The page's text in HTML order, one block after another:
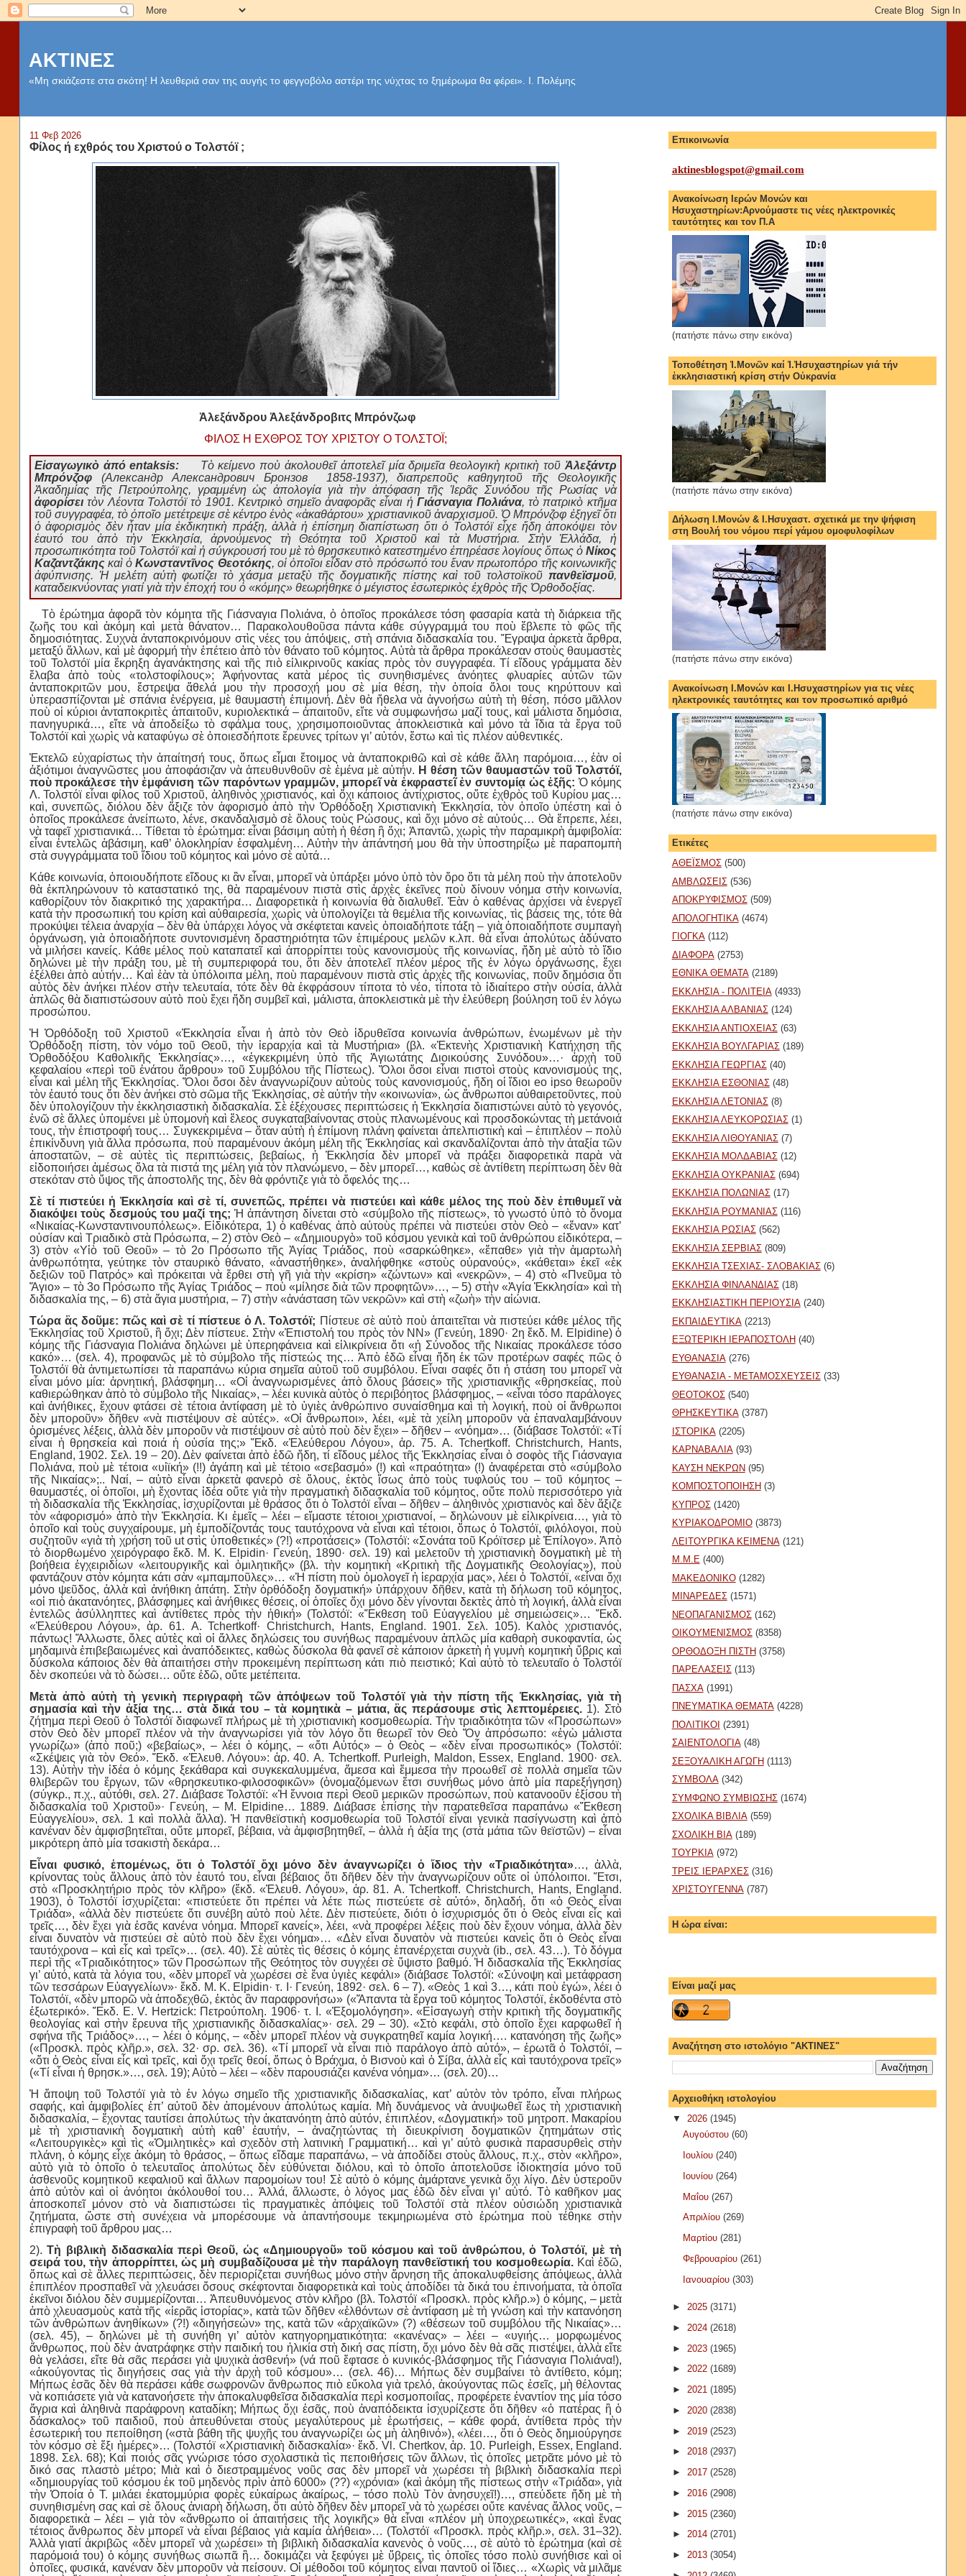
ΑΚΤΙΝΕΣ
«Μη σκιάζεστε στα σκότη! Η λευθεριά σαν της αυγής το φεγγοβόλο αστέρι της νύχτας το ξημέρωμα θα φέρει». Ι. Πολέμης
11 Φεβ 2026
Φίλος ή εχθρός του Χριστού ο Τολστόϊ ;
Ἀλεξάνδρου Ἀλεξάνδροβιτς Μπρόνζωφ
ΦΙΛΟΣ Η ΕΧΘΡΟΣ ΤΟΥ ΧΡΙΣΤΟΥ Ο ΤΟΛΣΤΟΪ;
Εἰσαγωγικὸ ἀπό entaksis: Τὸ κείμενο ποὺ ἀκολουθεῖ ἀποτελεῖ μία δριμεῖα θεολογικὴ κριτικὴ τοῦ Ἀλεξάντρ
Μπρόνζοφ(Александр Александрович Бронзов 1858-1937), διαπρεποῦς καθηγητοῦ τῆς Θεολογικῆς
Ἀκαδημίας τῆς Πετρούπολης, γραμμένη ὡς ἀπολογία γιὰ τὴν ἀπόφαση τῆς Ἱερᾶς Συνόδου τῆς Ρωσίας νὰ
ἀφορίσειτὸν Λέοντα Τολστόϊ τὸ 1901. Κεντρικὸ σημεῖο ἀναφορᾶς εἶναι ἡΓιάσναγια Πολιάνα, τὸ πατρικὸ κτῆμα
τοῦ συγγραφέα, τὸ ὁποῖο μετέτρεψε σὲ κέντρο ἑνὸς «ἀκαθάρτου» χριστιανικοῦ ἀναρχισμοῦ. Ὁ Μπρόνζοφ ἐξηγεῖ ὅτι
ὁ ἀφορισμὸς δὲν ἦταν μία ἐκδικητικὴ πράξη, ἀλλὰ ἡ ἐπίσημη διαπίστωση ὅτι ὁ Τολστόϊ εἶχε ἤδη ἀποκόψει τὸν
ἑαυτό του ἀπὸ τὴν Ἐκκλησία, ἀρνούμενος τὴ Θεότητα τοῦ Χριστοῦ καὶ τὰ Μυστήρια. Στὴν Ἑλλάδα, ἡ
προσωπικότητα τοῦ Τολστόϊ καὶ ἡ σύγκρουσή του μὲ τὸ θρησκευτικὸ κατεστημένο ἐπηρέασε λογίους ὅπως ὁ Νίκος
Καζαντζάκηςκαὶ ὁΚωνσταντῖνος Θεοτόκης, οἱ ὁποῖοι εἶδαν στὸ πρόσωπό του ἕναν πρωτοπόρο τῆς κοινωνικῆς
ἀφύπνισης. Ἡ μελέτη αὐτὴ φωτίζει τὸ χάσμα μεταξὺ τῆς δογματικῆς πίστης καὶ τοῦ τολστοϊκοῦ πανθεϊσμοῦ,
καταδεικνύοντας γιατί γιὰ τὴν ἐποχή του ὁ «κόμης» θεωρήθηκε ὁ μέγιστος ἐσωτερικὸς ἐχθρὸς τῆς Ὀρθοδοξίας.
Τὸ ἐρώτημα ἀφορᾶ τὸν κόμητα τῆς Γιάσναγια Πολιάνα, ὁ ὁποῖος προκάλεσε τόση φασαρία κατὰ τὴ διάρκεια τῆς
ζωῆς του καὶ ἀκόμη καὶ μετὰ θάνατον… Παρακολουθοῦσα πάντα κάθε σύγγραμμά του ποὺ ἔβλεπε τὸ φῶς τῆς
δημοσιότητας. Συχνὰ ἀνταποκρινόμουν στὶς νέες του ἀπόψεις, στὴ σπάνια διδασκαλία του. Ἔγραψα ἀρκετὰ ἄρθρα,
μεταξύ ἄλλων, καὶ μὲ ἀφορμή τὴν ἐπέτειο ἀπὸ τὸν θάνατο τοῦ κόμητος. Αὐτὰ τὰ ἄρθρα προκάλεσαν στοὺς θαυμαστὲς
τοῦ Τολστόϊ μία ἔκρηξη ἀγανάκτησης καὶ τῆς πιὸ εἰλικρινοῦς κακίας πρὸς τὸν συγγραφέα. Τί εἴδους γράμματα δὲν
ἔλαβα ἀπὸ τοὺς «τολστοφίλους»; Ἀφήνοντας κατὰ μέρος τὶς συνηθισμένες ἀνόητες φλυαρίες αὐτῶν τῶν
ἀνταποκριτῶν μου, ἔστρεψα ἄθελά μου τὴν προσοχή μου σὲ μία θέση, τὴν ὁποία ὅλοι τους κηρύττουν καὶ
ὑπερασπίζονται μὲ σπάνια ἐνέργεια, μὲ θαυμαστὴ ἐπιμονή. Δὲν θὰ ἤθελα νὰ ἀγνοήσω αὐτὴ τὴ θέση, πόσο μᾶλλον
ποὺ οἱ κύριοι ἀνταποκριτὲς ἀπαιτοῦν, κυριολεκτικά – ἀπαιτοῦν, εἴτε νὰ συμφωνήσω μαζί τους, καὶ μάλιστα δημόσια,
πανηγυρικά…, εἴτε νὰ ἀποδείξω τὸ σφάλμα τους, χρησιμοποιοῦντας ἀποκλειστικὰ καὶ μόνο τὰ ἴδια τὰ ἔργα τοῦ
Τολστόϊ καὶ χωρὶς νὰ καταφύγω σὲ ὁποιεσδήποτε ἔρευνες τρίτων γι’ αὐτόν, ἔστω καὶ τὶς πλέον αὐθεντικές.
Ἐκτελῶ εὐχαρίστως τὴν ἀπαίτησή τους, ὅπως εἶμαι ἕτοιμος νὰ ἀνταποκριθῶ καὶ σὲ κάθε ἄλλη παρόμοια…, ἐὰν οἱ
ἀξιότιμοι ἀναγνῶστες μου ἀποφάσιζαν νὰ ἀπευθυνθοῦν σὲ ἐμένα μὲ αὐτήν. Η θέση τῶν θαυμαστῶν τοῦ Τολστόϊ,
ποὺ προκάλεσε τὴν ἐμφάνιση τῶν παρόντων γραμμῶν, μπορεῖ νὰ ἐκφραστεῖ ἐν συντομίᾳ ὡς ἑξῆς: Ὁ κόμης
Λ. Τολστόϊ εἶναι φίλος τοῦ Χριστοῦ, ἀληθινὸς χριστιανός, καὶ ὄχι κάποιος ἀντίχριστος, οὔτε ἐχθρὸς τοῦ Κυρίου μας…
καὶ, συνεπῶς, διόλου δὲν ἄξιζε τὸν ἀφορισμὸ ἀπὸ τὴν Ὀρθόδοξη Χριστιανικὴ Ἐκκλησία, τὸν ὁποῖο ὑπέστη καὶ ὁ
ὁποῖος προκάλεσε ἀνείπωτο, λένε, σκανδαλισμὸ σὲ ὅλους τοὺς Ρώσους, καὶ ὄχι μόνο σὲ αὐτούς… Θὰ ἔπρεπε, λέει,
νὰ ταφεῖ χριστιανικά… Τίθεται τὸ ἐρώτημα: εἶναι βάσιμη αὐτὴ ἡ θέση ἢ ὄχι; Ἀπαντῶ, χωρὶς τὴν παραμικρὴ ἀμφιβολία:
εἶναι ἐντελῶς ἀβάσιμη, καθ’ ὁλοκληρίαν ἐσφαλμένη… Αὐτὴν τὴν ἀπάντησή μου θὰ τὴν ὑποστηρίξω μὲ παραπομπὴ
στὰ συγγράμματα τοῦ ἴδιου τοῦ κόμητος καὶ μόνο σὲ αὐτά…
Κάθε κοινωνία, ὁποιουδήποτε εἴδους κι ἂν εἶναι, μπορεῖ νὰ ὑπάρξει μόνο ὑπὸ τὸν ὅρο ὅτι τὰ μέλη ποὺ τὴν ἀποτελοῦν
θὰ ἐκπληρώνουν τὸ καταστατικό της, θὰ παραμένουν πιστὰ στὶς ἀρχὲς ἐκεῖνες ποὺ δίνουν νόημα στὴν κοινωνία,
καθορίζουν τὸν διακριτικό της χαρακτήρα… Διαφορετικὰ ἡ κοινωνία θὰ διαλυθεῖ. Ἐὰν ὁ καθένας ἀρχίσει νὰ ἐνεργεῖ
κατὰ τὴν προσωπική του κρίση καὶ αὐθαιρεσία, χωρὶς νὰ ὑπολογίζει τὰ θεμέλια τῆς κοινωνίας, τὶς βάσεις της, τότε θὰ
προκύψει τέλεια ἀναρχία – δὲν θὰ ὑπάρχει λόγος νὰ σκέφτεται κανεὶς ὁποιαδήποτε τάξη – γιὰ ὁποιαδήποτε συμπαγὴ
ὀργάνωση, γιὰ ὁποιαδήποτε συντονισμένη δραστηριότητα τῶν ἐπιμέρους μελῶν κ.λπ. θὰ εἶναι ἀπολύτως ἀδύνατο
νὰ μιλήσει κανείς. Κάθε μέλος ποὺ καταπατεῖ καὶ ἀπορρίπτει τοὺς κανονισμοὺς τῆς κοινωνίας, ἤδη μὲ αὐτὸ τὸ ἴδιο
δηλώνει μὲ τὴν πράξη του, μὲ τὴ συμπεριφορά του, ὅτι δὲν ἀποτελεῖ πλέον μέρος τῆς ἐν λόγω ὀργάνωσης, ἔχει
ἐξέλθει ἀπὸ αὐτήν… Καὶ ἐὰν τὰ ὑπόλοιπα μέλη, ποὺ παραμένουν πιστὰ στὶς ἀρχὲς τῆς κοινωνίας, ποῦν δημόσια ὅτι
αὐτὸς δὲν ἀνήκει πλέον στὴν τελευταία, τότε δὲν θὰ ἐκφράσουν τίποτα τὸ νέο, τίποτα τὸ ἰδιαίτερο στὴν οὐσία, ἀλλὰ
ἁπλῶς θὰ διαπιστώσουν αὐτὸ ποὺ ἔχει ἤδη συμβεῖ καὶ, μάλιστα, ἀποκλειστικὰ μὲ τὴν ἐλεύθερη βούληση τοῦ ἐν λόγω
προσώπου.
Ἡ Ὀρθόδοξη τοῦ Χριστοῦ «Ἐκκλησία εἶναι ἡ ἀπὸ τὸν Θεὸ ἱδρυθεῖσα κοινωνία ἀνθρώπων, ἑνωμένων μὲ τὴν
Ὀρθόδοξη πίστη, τὸν νόμο τοῦ Θεοῦ, τὴν ἱεραρχία καὶ τὰ Μυστήρια» (βλ. «Ἐκτενὴς Χριστιανικὴ Κατήχηση τῆς
Ὀρθοδόξου Καθολικῆς Ἐκκλησίας»…, «ἐγκεκριμένη ὑπὸ τῆς Ἁγιωτάτης Διοικούσης Συνόδου»…· ἀρχὴ τοῦ
κεφαλαίου «περὶ τοῦ ἐνάτου ἄρθρου» τοῦ Συμβόλου τῆς Πίστεως). Ὅλοι ὅσοι εἶναι πιστοὶ στοὺς κανονισμούς της,
εἶναι καὶ μέλη τῆς Ἐκκλησίας. Ὅλοι ὅσοι δὲν ἀναγνωρίζουν αὐτοὺς τοὺς κανονισμούς, ἤδη οἱ ἴδιοι eo ipso θεωροῦν
τὸν ἑαυτό τους ὅτι δὲν ἀνήκει στὸ σῶμα τῆς Ἐκκλησίας, σὲ αὐτήν τὴν «κοινωνία», ὡς ἄνθρωποι αὐθαιρετοῦντες, ποὺ
δὲν ὑπολογίζουν τὴν ἐκκλησιαστικὴ διδασκαλία. Σὲ ἐξέχουσες περιπτώσεις ἡ Ἐκκλησία διαπιστώνει αὐτὸ τὸ γεγονός,
ἐνῶ σὲ ἄλλες ὑπομένει μὲ ὑπομονὴ καὶ ἔλεος συγκαταβαίνοντας στοὺς πλανωμένους καὶ προσδοκώντας τὴ μετάνοιά
τους, τὴν ἐπιστροφή τους… Συγκεκριμένα – ὅταν αὐτὴ ἡ ἐπίμονη πλάνη φαίνεται ἀπελπιστικὴ καὶ – ἐπιπλέον – πολὺ
ἐπικίνδυνη γιὰ ἄλλα πρόσωπα, ποὺ παραμένουν ἀκόμη μέλη τῆς Ἐκκλησίας καὶ σκανδαλίζονται ἀπὸ τὴν ἀταξία τῶν
ἀποστατῶν, – σὲ αὐτὲς τὶς περιπτώσεις, βεβαίως, ἡ Ἐκκλησία δὲν μπορεῖ νὰ πράξει διαφορετικὰ παρὰ νὰ
εἰδοποιήσει ἀμέσως ὅλα τὰ πιστά της μέλη γιὰ τὸν πλανώμενο, – δὲν μπορεῖ…, καθὼς σὲ ἀντίθετη περίπτωση δὲν θὰ
στεκόταν στὸ ὕψος τῆς ἀποστολῆς της, δὲν θὰ φρόντιζε γιὰ τὸ ὄφελός της…
Σὲ τί πιστεύει ἡ Ἐκκλησία καὶ σὲ τί, συνεπῶς, πρέπει νὰ πιστεύει καὶ κάθε μέλος της ποὺ δὲν ἐπιθυμεῖ νὰ
διακόψει τοὺς δεσμούς του μαζί της; Ἡ ἀπάντηση δίνεται στὸ «σύμβολο τῆς πίστεως», τὸ γνωστό ὑπὸ τὸ ὄνομα
«Νικαίας-Κωνσταντινουπόλεως». Εἰδικότερα, 1) ὁ καθένας ἀπὸ αὐτοὺς πρέπει νὰ πιστεύει στὸν Θεὸ – «ἕναν» κατ’
οὐσίαν καὶ Τριαδικὸ στὰ Πρόσωπα, – 2) στὸν Θεὸ – «Δημιουργὸ» τοῦ κόσμου γενικὰ καὶ τοῦ ἀνθρώπου εἰδικότερα, –
3) στὸν «Υἱὸ τοῦ Θεοῦ» – τὸ 2ο Πρόσωπο τῆς Ἁγίας Τριάδος, ποὺ «σαρκώθηκε», «ἔπαθε» γιὰ τὴν ἁμαρτωλὴ
ἀνθρωπότητα, γεύτηκε τὸν σταυρικὸ θάνατο, «ἀναστήθηκε», ἀναλήφθηκε «στοὺς οὐρανούς», «κάθεται» ἐκεῖ «ἐκ
δεξιῶν τοῦ Πατρός» καὶ πρόκειται νὰ ἔρθει στὴ γῆ γιὰ τὴν «κρίση» «ζώντων» καὶ «νεκρῶν», – 4) στὸ «Πνεῦμα τὸ
Ἅγιο» – τὸ 3ο Πρόσωπο τῆς Ἁγίας Τριάδος – ποὺ «μίλησε διὰ τῶν προφητῶν»…, – 5) στὴν «Ἁγία Ἐκκλησία» καὶ τὴ
διδασκαλία της, – 6) στὰ ἅγια μυστήρια, – 7) στὴν «ἀνάσταση τῶν νεκρῶν» καὶ στὴ «ζωὴ» τὴν αἰώνια.
Τώρα ἂς δοῦμε: πῶς καὶ σὲ τί πίστευε ὁ Λ. Τολστόϊ; Πίστευε σὲ αὐτὸ ποὺ ἀπαιτεῖται νὰ πιστεύει κάθε μέλος τῆς
Ἐκκλησίας τοῦ Χριστοῦ, ἢ ὄχι; Δὲν πίστευε. Στὴν «Ἐπιστολή του πρὸς τὸν ΝΝ» (Γενεύη, 1890· 2η ἔκδ. M. Elpidine) ὁ
κόμης τῆς Γιάσναγια Πολιάνα δηλώνει μὲ ὑπερηφάνεια καὶ εἰλικρίνεια ὅτι «ἡ Σύνοδος τῆς Νικαίας προκάλεσε τόσο
κακό»… (σελ. 4), προφανῶς μὲ τὸ σύμβολο τῆς πίστεώς της… Ἀπὸ ἐδῶ εἶναι ἤδη ἐκ τῶν προτέρων σαφές πῶς ὁ
Τολστόϊ θὰ ἀντιμετωπίσει τὰ παραπάνω κύρια σημεῖα αὐτοῦ τοῦ συμβόλου. Εἶναι σαφές ὅτι ἡ στάση του μπορεῖ νὰ
εἶναι μόνο μία: ἀρνητική, βλάσφημη… «Οἱ ἀναγνωρισμένες ἀπὸ ὅλους βάσεις» τῆς χριστιανικῆς «θρησκείας, ποὺ
καθιερώθηκαν ἀπὸ τὸ σύμβολο τῆς Νικαίας», – λέει κυνικὰ αὐτὸς ὁ περιβόητος βλάσφημος, – «εἶναι τόσο παράλογες
καὶ ἀνήθικες, ἔχουν φτάσει σὲ τέτοια ἀντίφαση μὲ τὸ ὑγιὲς ἀνθρώπινο συναίσθημα καὶ τὴ λογική, ποὺ οἱ ἄνθρωποι
δὲν μποροῦν» δῆθεν «νὰ πιστέψουν σὲ αὐτές». «Οἱ ἄνθρωποι», λέει, «μὲ τὰ χείλη μποροῦν νὰ ἐπαναλαμβάνουν
ὁρισμένες λέξεις, ἀλλὰ δὲν μποροῦν νὰ πιστέψουν σὲ αὐτὸ ποὺ δὲν ἔχει» – δῆθεν – «νόημα»… (διάβασε Τολστόϊ: «Τί
εἶναι ἡ θρησκεία καὶ ποιά ἡ οὐσία της;» Ἔκδ. «Ἐλεύθερου Λόγου», ἀρ. 75. A. Tchertkoff. Christchurch, Hants,
England, 1902. Σελ. 19 – 20). Δὲν φαίνεται ἀπὸ ἐδῶ ἤδη, τί εἴδους μέλος τῆς Ἐκκλησίας εἶναι ὁ σοφὸς τῆς Γιάσναγια
Πολιάνα, ποὺ μὲ τέτοια «υἱϊκή» (!!) ἀγάπη καὶ μὲ τέτοιο «σεβασμό» (!) καὶ «πραότητα» (!) ἀναφέρεται στὸ «σύμβολο
τῆς Νικαίας»;.. Ναί, – αὐτὸ εἶναι ἀρκετὰ φανερὸ σὲ ὅλους, ἐκτὸς ἴσως ἀπὸ τοὺς τυφλούς του – τοῦ κόμητος –
θαυμαστές, οἱ ὁποῖοι, μὴ ἔχοντας ἰδέα οὔτε γιὰ τὴν πραγματικὴ διδασκαλία τοῦ κόμητος, οὔτε πολὺ περισσότερο γιὰ
τὴ διδασκαλία τῆς Ἐκκλησίας, ἰσχυρίζονται μὲ θράσος ὅτι ὁ Τολστόϊ εἶναι – δῆθεν – ἀληθινὸς χριστιανὸς καὶ δὲν ἄξιζε
τὸν «ἀφορισμό» ἀπὸ τὴν Ἐκκλησία. Κι ἐμεῖς – λέει – εἴμαστε τέτοιοι χριστιανοί, – δηλώνουν μὲ εἰλικρίνεια…, γιὰ τὸ
ὁποῖο καὶ τοὺς συγχαίρουμε, μὴ ἐμποδίζοντάς τους ταυτόχρονα νὰ εἶναι καὶ τέτοιοι, ὅπως ὁ Τολστόϊ, φιλόλογοι, ποὺ
συζητοῦν «γιὰ τὴ χρήση τοῦ ut στὶς ὑποθετικές» (?!) «προτάσεις» (Τολστόϊ: «Σονάτα τοῦ Κρόϊτσερ μὲ Ἐπίλογο». Ἀπὸ
τὸ διορθωμένο χειρόγραφο ἔκδ. M. K. Elpidin· Γενεύη, 1890· σελ. 19) καὶ μελετοῦν τὴ χριστιανικὴ δογματικὴ μὲ τὴ
βοήθεια ἐγχειριδίων «λειτουργικῆς καὶ ὁμιλητικῆς» (βλ. τὴν κομητικὴ «Κριτικὴ τῆς Δογματικῆς Θεολογίας»), ποὺ
φαντάζουν στὸν κόμητα κάτι σὰν «μπαμποῦλες»… «Ἡ πίστη ποὺ ὁμολογεῖ ἡ ἱεραρχία μας», λέει ὁ Τολστόϊ, «εἶναι ὄχι
μόνο ψεῦδος, ἀλλὰ καὶ ἀνήθικη ἀπάτη. Στὴν ὀρθόδοξη δογματική» ὑπάρχουν δῆθεν, κατὰ τὴ δήλωση τοῦ κόμητος,
«οἱ πιὸ ἀκατανόητες, βλάσφημες καὶ ἀνήθικες θέσεις, οἱ ὁποῖες ὄχι μόνο δὲν γίνονται δεκτὲς ἀπὸ τὴ λογική, ἀλλὰ εἶναι
ἐντελῶς ἀσύλληπτες καὶ ἀντίθετες πρὸς τὴν ἠθική» (Τολστόϊ: «Ἔκθεση τοῦ Εὐαγγελίου μὲ σημειώσεις»… Ἔκδ.
«Ἐλεύθερου Λόγου», ἀρ. 61. A. Tchertkoff· Christchurch, Hants, England. 1901. Σελ. 105). Καλὸς χριστιανός,
πάντως! Ἄλλωστε, ὅλες αὐτὲς καὶ οἱ ἄλλες δηλώσεις του συνήθως παραμένουν ἁπλῶς μία καθαρὴ συκοφαντία, ὡς
μηδαμινὰ ἐπιβεβαιωμένες καὶ ἀναπόδεικτες, καθὼς δύσκολα θὰ φανεῖ σὲ κάποιον ἀρκετὴ ἡ γυμνὴ κομητικὴ ὕβρις καὶ
δύσκολα κάποιος δὲν θὰ ἀπαιτήσει στὴν προκειμένη περίπτωση κάτι πιὸ πειστικό; Καὶ αὐτὸ τὸ τελευταῖο ὁ Τολστόϊ
δὲν σκοπεύει νὰ τὸ δώσει… οὔτε ἐδῶ, οὔτε μετέπειτα.
Μετὰ ἀπὸ αὐτὴ τὴ γενικὴ περιγραφὴ τῶν ἀπόψεων τοῦ Τολστόϊ γιὰ τὴν πίστη τῆς Ἐκκλησίας, γιὰ τὴ
σημασία καὶ τὴν ἀξία της… στὰ δικά του – τὰ κομητικὰ – μάτια, ἂς περάσουμε στὶς λεπτομέρειες.1). Στὸ
ζήτημα περὶ Θεοῦ ὁ Τολστόϊ διαφωνεῖ πλήρως μὲ τὴ χριστιανικὴ κοσμοθεωρία. Τὴν τριαδικότητα τῶν «Προσώπων»
στὸν Θεὸ δὲν μπορεῖ πλέον νὰ τὴν ἀναγνωρίσει γιὰ τὸν λόγο ὅτι θεωρεῖ τὸν Θεὸ Ὄν ἀπρόσωπο: «ἐγὼ μάλιστα
γνωρίζω» (ἀπὸ ποῦ;) «βεβαίως», – λέει ὁ κόμης, – «ὅτι Αὐτός» – ὁ Θεὸς – «δὲν εἶναι προσωπικός» (Τολστόϊ:
«Σκέψεις γιὰ τὸν Θεό». Ἔκδ. «Ἐλευθ. Λόγου»: ἀρ. 40. A. Tchertkoff. Purleigh, Maldon, Essex, England. 1900· σελ.
13). Αὐτὴν τὴν ἰδέα ὁ κόμης ξεκάθαρα καὶ συγκεκαλυμμένα, ἄμεσα καὶ ἔμμεσα τὴν προωθεῖ σὲ πολλὰ σημεῖα τῶν
θλιβερῶν του ἔργων, τῶν «θρησκευτικο-φιλοσοφικῶν» (ὀνομαζόμενων ἔτσι συνήθως μόνο ἀπὸ μία παρεξήγηση)
(σύγκρ., π.χ., αὐτόθι, σελ. 27. Διάβασε Τολστόϊ: «Ἡ ἔννοια περὶ Θεοῦ μερικῶν προσώπων, ποὺ κατανοοῦν ἐξίσου τὴ
διδασκαλία τοῦ Χριστοῦ»· Γενεύη, – M. Elpidine… 1889. Διάβασε ἐπίσης τὴν παρατεθεῖσα παραπάνω «Ἔκθεση
Εὐαγγελίου», σελ. 1 καὶ πολλὰ ἄλλα). Ἡ πανθεϊστικὴ κοσμοθεωρία τοῦ Τολστόϊ εἶναι γενικὰ πασίγνωστη καὶ ἀπὸ
κανέναν δὲν ἀμφισβητεῖται, οὔτε μπορεῖ, βέβαια, νὰ ἀμφισβητηθεῖ, – ἀλλὰ ἡ ἀξία της (στὰ μάτια τῶν θεϊστῶν) – εἶναι
μικρότερη ἀπὸ μία τσακιστὴ δεκάρα…
Εἶναι φυσικό, ἑπομένως, ὅτι ὁ Τολστόϊ ὄχι μόνο δὲν ἀναγνωρίζει ὁ ἴδιος τὴν «Τριαδικότητα»…, ἀλλὰ,
κρίνοντας τοὺς ἄλλους ἀπὸ τὸν ἑαυτό του, εἶναι βέβαιος ὅτι δῆθεν δὲν τὴν ἀναγνωρίζουν οὔτε οἱ ὑπόλοιποι. Ἔτσι,
στὸ «Προσκλητήριο πρὸς τὸν κλῆρο» (ἔκδ. «Ἐλευθ. Λόγου», ἀρ. 81. A. Tchertkoff. Christchurch, Hants, England.
1903), ὁ Τολστόϊ ἰσχυρίζεται: «πιστεύετε ὅτι πρέπει νὰ λέτε πὼς πιστεύετε σὲ αὐτό», δηλαδή, ὅτι «ὁ Θεὸς εἶναι
Τριάδα», «ἀλλὰ δὲν πιστεύετε ὅτι συνέβη αὐτὸ ποὺ λέτε. Δὲν πιστεύετε, διότι ὁ ἰσχυρισμός ὅτι ὁ Θεὸς εἶναι εἷς καὶ
τρεῖς…, δὲν ἔχει γιὰ ἐσᾶς κανένα νόημα. Μπορεῖ κανείς», λέει, «νὰ προφέρει λέξεις ποὺ δὲν ἔχουν νόημα, ἀλλὰ δὲν
εἶναι δυνατὸν νὰ πιστεύει σὲ αὐτὸ ποὺ δὲν ἔχει νόημα»… «Δὲν εἶναι δυνατὸν νὰ πιστεύει κανεὶς ὅτι ὁ Θεὸς εἶναι
ταυτόχρονα – καὶ εἷς καὶ τρεῖς»… (σελ. 40). Σὲ αὐτὲς τὶς θέσεις ὁ κόμης ἐπανέρχεται συχνὰ (ib., σελ. 43…). Τὸ δόγμα
περὶ τῆς «Τριαδικότητος» τῶν Προσώπων τῆς Θεότητος τὸν συγχέει σὲ ὕψιστο βαθμό. Ἡ διδασκαλία τῆς Ἐκκλησίας
γι’ αὐτό, κατὰ τὰ λόγια του, «δὲν μπορεῖ νὰ χωρέσει σὲ ἕνα ὑγιὲς κεφάλι» (διάβασε Τολστόϊ: «Σύνοψη καὶ μετάφραση
τῶν τεσσάρων Εὐαγγελίων»· ἔκδ. M. K. Elpidin· τ. I· Γενεύη, 1892· σελ. 6 – 7). «Θεὸς 1 καὶ 3…, κάτι ποὺ ἐγώ», λέει ὁ
Τολστόϊ, «δὲν μπορῶ νὰ ἀποδεχθῶ, ἐκτὸς ἂν παραφρονήσω» («Ἅπαντα τὰ ἔργα τοῦ κόμητος Τολστόϊ, ἐκδοθέντα στὸ
ἐξωτερικό». Ἔκδ. E. V. Hertzick: Πετρούπολη. 1906· τ. I. «Ἐξομολόγηση». «Εἰσαγωγὴ στὴν κριτικὴ τῆς δογματικῆς
θεολογίας καὶ στὴν ἔρευνα τῆς χριστιανικῆς διδασκαλίας»· σελ. 29 – 30). «Στὸ κεφάλι, στὸ ὁποῖο ἔχει καρφωθεῖ ἡ
σφήνα τῆς Τριάδος»…, – λέει ὁ κόμης, – «δὲν μπορεῖ πλέον νὰ συγκρατηθεῖ καμία λογική…. κατανόηση τῆς ζωῆς»
(«Προσκλ. πρὸς κλῆρ.», σελ. 32· σρ. σελ. 36). «Τί μπορεῖ νὰ εἶναι πιὸ παράλογο ἀπὸ αὐτό», – ἐρωτᾶ ὁ Τολστόϊ, –
«ὅτι ὁ Θεὸς εἶναι εἷς καὶ τρεῖς, καὶ ὄχι τρεῖς θεοί, ὅπως ὁ Βράχμα, ὁ Βισνοὺ καὶ ὁ Σίβα, ἀλλὰ εἷς καὶ ταυτόχρονα τρεῖς»
(«Τί εἶναι ἡ θρησκ.»…, σελ. 19); Αὐτὸ – λέει – «δὲν παρουσιάζει κανένα νόημα»… (σελ. 20)…
Ἡ ἄποψη τοῦ Τολστόϊ γιὰ τὸ ἐν λόγω σημεῖο τῆς χριστιανικῆς διδασκαλίας, κατ’ αὐτὸν τὸν τρόπο, εἶναι πλήρως
σαφής, καὶ ἀμφιβολίες ἐπ’ αὐτοῦ δὲν ἀπομένουν ἀπολύτως καμία. Μὴ δυνάμενος νὰ ἀνυψωθεῖ ἕως τὴ χριστιανικὴ
διδασκαλία, – ἔχοντας ταυτίσει ἀπολύτως τὴν ἀκατανόητη ἀπὸ αὐτόν, ἐπιπλέον, «Δογματική» τοῦ μητροπ. Μακαρίου
μὲ τὴ χριστιανικὴ δογματικὴ αὐτὴ καθ’ ἑαυτήν, – ἀναζητώντας τὴ διευκρίνιση δογματικῶν ζητημάτων στὶς
«Λειτουργικὲς» καὶ τὶς «Ὁμιλητικὲς» καὶ σχεδὸν στὴ λατινικὴ Γραμματική… καὶ γι’ αὐτὸ φυσικὰ παρασυρθεὶς στὴν
πλάνη, ὁ κόμης εἶχε ἀκόμη τὸ θράσος, – ὅπως εἴδαμε παραπάνω, – νὰ ἀποδίδει στοὺς ἄλλους, π.χ., στὸν «κλῆρο»,
αὐτὸ γιὰ τὸ ὁποῖο ὁ τελευταῖος ἀπολύτως δὲν εὐθύνεται διόλου, καὶ τὸ ὁποῖο ἀποτελοῦσε ἰδιοκτησία μόνο τοῦ
ἀσθενοῦς κομητικοῦ κεφαλιοῦ καὶ ἄλλων παρομοίων του! Σὲ αὐτὸ ὁ κόμης ἁμάρτανε γενικὰ ὄχι λίγο. Δὲν ὑστεροῦν
ἀπὸ αὐτὸν καὶ οἱ ἀνόητοι ἀκόλουθοί του… Ἀλλά, ἄλλωστε, ὁ λόγος μας ἐδῶ δὲν εἶναι γι’ αὐτό. Τὸ καθῆκον μας
ἀποσκοπεῖ μόνον στὸ νὰ διαπιστώσει τὶς πραγματικὲς ἀπόψεις τοῦ Τολστόϊ στὰ πλέον οὐσιώδη χριστιανικὰ
ζητήματα, ὥστε στὴ συνέχεια νὰ μπορέσουμε νὰ ἀπαντήσουμε τεκμηριωμένα στὸ ἐρώτημα ποὺ τέθηκε στὴν
ἐπιγραφὴ τοῦ ἄρθρου μας…
2).Τὴ βιβλικὴ διδασκαλία περὶ Θεοῦ, ὡς «Δημιουργοῦ» τοῦ κόσμου καὶ τοῦ ἀνθρώπου, ὁ Τολστόϊ, μὲ τὴ
σειρά του, τὴν ἀπορρίπτει, ὡς μὴ συμβαδίζουσα μὲ τὴν παράλογη πανθεϊστική του κοσμοθεωρία.Καὶ ἐδῶ,
ὅπως καὶ σὲ ἄλλες περιπτώσεις, δὲν περιορίζεται συνήθως μόνο στὴν ἄρνηση τῆς ἀποκαλυφθείσης ἀπόψεως, ἀλλὰ
ἐπιπλέον προσπαθεῖ νὰ χλευάσει ὅσους σκέφτονται διαφορετικὰ καὶ τοὺς ἀποδίδει τὰ δικά του ἐπινοήματα, τὰ ὁποῖα
ἐκεῖνοι διόλου δὲν συμμερίζονται… Ἀπευθυνόμενος στὸν κλῆρο (βλ. Τολστόϊ «Προσκλ. πρὸς κλῆρ.») ὁ κόμης, – μετὰ
ἀπὸ χλευασμοὺς κατὰ τῆς «ἱερᾶς ἱστορίας», κατὰ τῶν δῆθεν «ἐλθόντων σὲ ἀντίφαση μὲ τὴ γνώση καὶ τὴν κατανόηση
τῶν ἀνθρώπων ἀνηθίκων» (?!) «διηγήσεών» της, κατὰ τῶν «ἀρχαϊκῶν» (?) «θέσεων τοῦ συμβόλου τῆς Νικαίας»…
(σελ. 45), – δηλώνει μὲ τὴ συνήθη γι’ αὐτὸν κατηγορηματικότητα: «κανένας» – λέει – «υγιής… μορφωμένος
ἄνθρωπος, ποὺ δὲν ἀνατράφηκε στὴν παιδική του ἡλικία στὴ δική σας πίστη, ὄχι μόνο δὲν θὰ σᾶς πιστέψει, ἀλλὰ εἴτε
θὰ γελάσει, εἴτε θὰ σᾶς περάσει γιὰ ψυχικὰ ἀσθενή» (νά ποῦ ἔφτασε ὁ κυνικός-βλάσφημος τῆς Γιάσναγια Πολιάνα!),
«ἀκούγοντας τὶς διηγήσεις σας γιὰ τὴν ἀρχὴ τοῦ κόσμου»… (σελ. 46)… Μήπως δὲν συμβαίνει τὸ ἀντίθετο, κόμη;
Μήπως ἐσᾶς δὲν θὰ περάσει κάθε σωφρονῶν ἄνθρωπος πιὸ εὔκολα γιὰ τρελό, ἀκούγοντας πῶς ἐσεῖς, μὴ θέλοντας
νὰ κοπιάσετε γιὰ νὰ κατανοήσετε τὴν ἀποκαλυφθεῖσα διδασκαλία περὶ κοσμοποιΐας, προφέρετε ἐναντίον της μία τόσο
ἄγρια καὶ ἀληθινὰ παράφρονη καταδίκη; Μήπως ὄχι ἐσᾶς, ποὺ ἀναπόδεικτα ἰσχυρίζεστε ὅτι δῆθεν «ὁ πατέρας ἢ ὁ
δάσκαλος» τοῦ παιδιοῦ, ποὺ ἀπευθύνεται στοὺς μεγαλύτερους μὲ ἐρωτήσεις, – κάθε φορά, ἀντίθετα πρὸς τὴν
ἐσωτερική του πεποίθηση («στὰ βάθη τῆς ψυχῆς του ἀναγνωρίζει ὡς μὴ ἀληθινό»), «λέει…, ὅτι ὁ Θεὸς δημιούργησε
τὸν κόσμο σὲ ἕξι ἡμέρες»… (Τολστόϊ «Χριστιανικὴ διδασκαλία»· ἔκδ. Vl. Chertkov, ἀρ. 10. Purleigh, Essex, England.
1898. Σελ. 68); Καὶ ποιός σᾶς γνώρισε τόσο σχολαστικὰ τὶς πεποιθήσεις τῶν ἄλλων, τὶς ὁποῖες μετρᾶτε μόνο μὲ τὸ
δικό σας πλαστὸ μέτρο; Μιὰ καὶ ὁ διεστραμμένος νοῦς σας δὲν μπορεῖ νὰ χωρέσει τὴ βιβλικὴ διδασκαλία περὶ
«δημιουργίας τοῦ κόσμου ἐκ τοῦ μηδενὸς πρὶν ἀπὸ 6000» (??) «χρόνια» (καὶ ἀκόμη τῆς πίστεως στὴν «Τριάδα», γιὰ
τὴν Ὁποία ὁ Τ. μιλάει ἑκατομμύρια φορὲς εὐκαίρως ἀκαίρως, – τόσο πολὺ Τὸν ἀνησυχεῖ!)…, σπεύδετε ἤδη μὲ τὴ
συνηθισμένη σας καὶ σὲ ὅλους ἀνιαρὴ δήλωση, ὅτι αὐτὸ δῆθεν δὲν μπορεῖ νὰ τὸ χωρέσει οὔτε κανένας ἄλλος νοῦς, –
διαφορετικὰ – λέει – γιὰ τὸν «ἄνθρωπο οἱ ἀπαιτήσεις τῆς λογικῆς» θὰ εἶναι «πλέον μὴ ὑποχρεωτικές», «καὶ ἕνας
τέτοιος ἄνθρωπος δὲν μπορεῖ νὰ εἶναι βέβαιος γιὰ καμία ἀλήθεια»… (Τολστόϊ «Προσκλ. πρὸς κλῆρ.», σελ. 31–32).
Ἀλλὰ γιατί ἀκριβῶς «δὲν μπορεῖ νὰ χωρέσει» τὴ βιβλικὴ διδασκαλία κανενὸς ὁ νοῦς…, σὲ αὐτὸ τὸ ἐρώτημα (καὶ σὲ
παρόμοιά του) ὁ κόμης συνήθως σιωπᾶ ἢ… δοκιμάζει νὰ ξεφύγει μὲ ὕβρεις, τὶς ὁποῖες τόσο πολὺ συνήθισε καὶ οἱ
ὁποῖες, φυσικά, κανέναν δὲν μποροῦν νὰ πείσουν. Οἱ μέθοδοι τοῦ κόμητος εἶναι παντοῦ οἱ ἴδιες… «Χωρὶς νὰ μιλᾶμε
Επικοινωνία
aktinesblogspot@gmail.com
Ανακοίνωση Ιερών Μονών και
Ησυχαστηρίων:Αρνούμαστε τις νέες ηλεκτρονικές
ταυτότητες και τον Π.Α
(πατήστε πάνω στην εικόνα)
Τοποθέτηση Ἱ.Μονῶν καί Ἱ.Ἡσυχαστηρίων γιά τήν
ἐκκλησιαστική κρίση στήν Οὐκρανία
(πατήστε πάνω στην εικόνα)
Δήλωση Ι.Μονών & Ι.Ησυχαστ. σχετικά με την ψήφιση
στη Βουλή του νόμου περί γάμου ομοφυλοφίλων
(πατήστε πάνω στην εικόνα)
Ανακοίνωση Ι.Μονών και Ι.Ησυχαστηρίων για τις νέες
ηλεκτρονικές ταυτότητες και τον προσωπικό αριθμό
(πατήστε πάνω στην εικόνα)
Ετικέτες
ΑΘΕΪΣΜΟΣ (500)
ΑΜΒΛΩΣΕΙΣ (536)
ΑΠΟΚΡΥΦΙΣΜΟΣ (509)
ΑΠΟΛΟΓΗΤΙΚΑ (4674)
ΓΙΟΓΚΑ (112)
ΔΙΑΦΟΡΑ (2753)
ΕΘΝΙΚΑ ΘΕΜΑΤΑ (2189)
ΕΚΚΛΗΣΙΑ - ΠΟΛΙΤΕΙΑ (4933)
ΕΚΚΛΗΣΙΑ ΑΛΒΑΝΙΑΣ (124)
ΕΚΚΛΗΣΙΑ ΑΝΤΙΟΧΕΙΑΣ (63)
ΕΚΚΛΗΣΙΑ ΒΟΥΛΓΑΡΙΑΣ (189)
ΕΚΚΛΗΣΙΑ ΓΕΩΡΓΙΑΣ (40)
ΕΚΚΛΗΣΙΑ ΕΣΘΟΝΙΑΣ (48)
ΕΚΚΛΗΣΙΑ ΛΕΤΟΝΙΑΣ (8)
ΕΚΚΛΗΣΙΑ ΛΕΥΚΟΡΩΣΙΑΣ (1)
ΕΚΚΛΗΣΙΑ ΛΙΘΟΥΑΝΙΑΣ (7)
ΕΚΚΛΗΣΙΑ ΜΟΛΔΑΒΙΑΣ (12)
ΕΚΚΛΗΣΙΑ ΟΥΚΡΑΝΙΑΣ (694)
ΕΚΚΛΗΣΙΑ ΠΟΛΩΝΙΑΣ (17)
ΕΚΚΛΗΣΙΑ ΡΟΥΜΑΝΙΑΣ (116)
ΕΚΚΛΗΣΙΑ ΡΩΣΙΑΣ (562)
ΕΚΚΛΗΣΙΑ ΣΕΡΒΙΑΣ (809)
ΕΚΚΛΗΣΙΑ ΤΣΕΧΙΑΣ- ΣΛΟΒΑΚΙΑΣ (6)
ΕΚΚΛΗΣΙΑ ΦΙΝΛΑΝΔΙΑΣ (18)
ΕΚΚΛΗΣΙΑΣΤΙΚΗ ΠΕΡΙΟΥΣΙΑ (240)
ΕΚΠΑΙΔΕΥΤΙΚΑ (2213)
ΕΞΩΤΕΡΙΚΗ ΙΕΡΑΠΟΣΤΟΛΗ (40)
ΕΥΘΑΝΑΣΙΑ (276)
ΕΥΘΑΝΑΣΙΑ - ΜΕΤΑΜΟΣΧΕΥΣΕΙΣ (33)
ΘΕΟΤΟΚΟΣ (540)
ΘΡΗΣΚΕΥΤΙΚΑ (3787)
ΙΣΤΟΡΙΚΑ (2205)
ΚΑΡΝΑΒΑΛΙΑ (93)
ΚΑΥΣΗ ΝΕΚΡΩΝ (95)
ΚΟΜΠΟΣΤΟΠΟΙΗΣΗ (3)
ΚΥΠΡΟΣ (1420)
ΚΥΡΙΑΚΟΔΡΟΜΙΟ (3873)
ΛΕΙΤΟΥΡΓΙΚΑ ΚΕΙΜΕΝΑ (121)
Μ.Μ.Ε (400)
ΜΑΚΕΔΟΝΙΚΟ (1282)
ΜΙΝΑΡΕΔΕΣ (1571)
ΝΕΟΠΑΓΑΝΙΣΜΟΣ (162)
ΟΙΚΟΥΜΕΝΙΣΜΟΣ (8358)
ΟΡΘΟΔΟΞΗ ΠΙΣΤΗ (3758)
ΠΑΡΕΛΑΣΕΙΣ (113)
ΠΑΣΧΑ (1991)
ΠΝΕΥΜΑΤΙΚΑ ΘΕΜΑΤΑ (4228)
ΠΟΛΙΤΙΚΟΙ (2391)
ΣΑΙΕΝΤΟΛΟΓΙΑ (48)
ΣΕΞΟΥΑΛΙΚΗ ΑΓΩΓΗ (1113)
ΣΥΜΒΟΛΑ (342)
ΣΥΜΦΩΝΟ ΣΥΜΒΙΩΣΗΣ (1674)
ΣΧΟΛΙΚΑ ΒΙΒΛΙΑ (559)
ΣΧΟΛΙΚΗ ΒΙΑ (189)
ΤΟΥΡΚΙΑ (972)
ΤΡΕΙΣ ΙΕΡΑΡΧΕΣ (316)
ΧΡΙΣΤΟΥΓΕΝΝΑ (787)
Η ώρα είναι:
Είναι μαζί μας
Αναζήτηση στο ιστολόγιο "ΑΚΤΙΝΕΣ"
Αρχειοθήκη ιστολογίου
▼ 2026 (1945)
Αυγούστου(60)
Ιουλίου(240)
Ιουνίου(264)
Μαΐου(267)
Απριλίου(269)
Μαρτίου(281)
Φεβρουαρίου(261)
Ιανουαρίου(303)
► 2025 (3171)
► 2024 (2618)
► 2023 (1965)
► 2022 (1689)
► 2021 (1895)
► 2020 (2838)
► 2019 (2523)
► 2018 (2937)
► 2017 (2528)
► 2016 (2908)
► 2015 (2360)
► 2014 (2701)
► 2013 (3054)